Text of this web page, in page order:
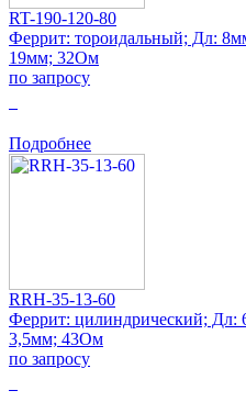
RT-190-120-80
Феррит: тороидальный; Дл:
19мм; 32Ом
по запросу
Подробнее
RRH-35-13-60
Феррит: цилиндрический;
3,5мм; 43Ом
по запросу